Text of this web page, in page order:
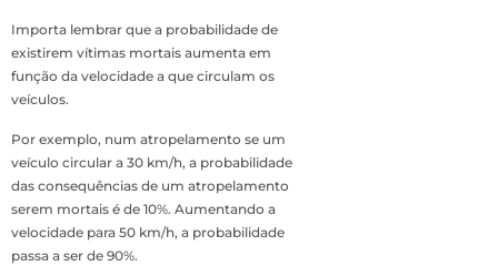
Importa lembrar que a probabilidade de
existirem vítimas mortais aumenta em
função da velocidade a que circulam os
veículos.
Por exemplo, num atropelamento se um
veículo circular a 30 km/h, a probabilidade
das consequências de um atropelamento
serem mortais é de 10%. Aumentando a
velocidade para 50 km/h, a probabilidade
passa a ser de 90%.